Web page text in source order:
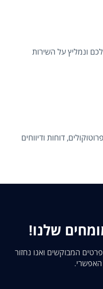
ונמליץ על השירות
דוחות ודיווחים
שלנו!
המבוקשים ואנו נחזור